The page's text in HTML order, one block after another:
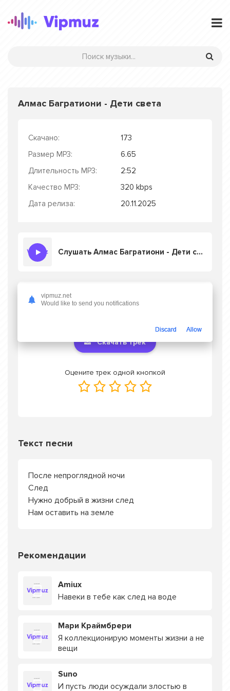
Алмас Багратиони - Дети света
Скачано:
173
Размер MP3:
6.65
Длительность MP3:
2:52
Качество MP3:
320 kbps
Дата релиза:
20.11.2025
Слушать Алмас Багратиони - Дети света
Скачать песню Алмас Багратиони - Дети
света в mp3 или слушать онлайн бесплатно
Скачать трек
Оцените трек одной кнопкой
Текст песни
После непроглядной ночи
След
Нужно добрый в жизни след
Нам оставить на земле
Рекомендации
Amiux
Навеки в тебе как след на воде
Мари Краймбрери
Я коллекционирую моменты жизни а не
вещи
Suno
И пусть люди осуждали злостью в
vipmuz.net
Would like to send you notifications
Discard Allow